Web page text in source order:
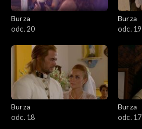
Burza
odc. 20
Burza
odc. 19
Burza
odc. 18
Burza
odc. 17